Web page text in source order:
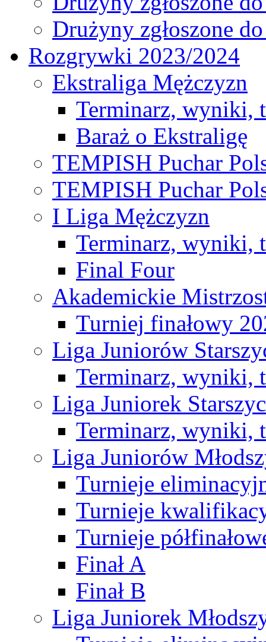
Drużyny zgłoszone
Rozgrywki 2023/2024
Ekstraliga Mężczyzn
Terminarz, wyniki,
Baraż o Ekstraligę
TEMPISH Puchar
TEMPISH Puchar
I Liga Mężczyzn
Terminarz, wyniki,
Final Four
Akademickie
Turniej finałowy
Liga Juniorów
Terminarz, wyniki,
Liga Juniorek
Terminarz, wyniki,
Liga Juniorów
Turnieje
Turnieje
Turnieje
Finał A
Finał B
Liga Juniorek